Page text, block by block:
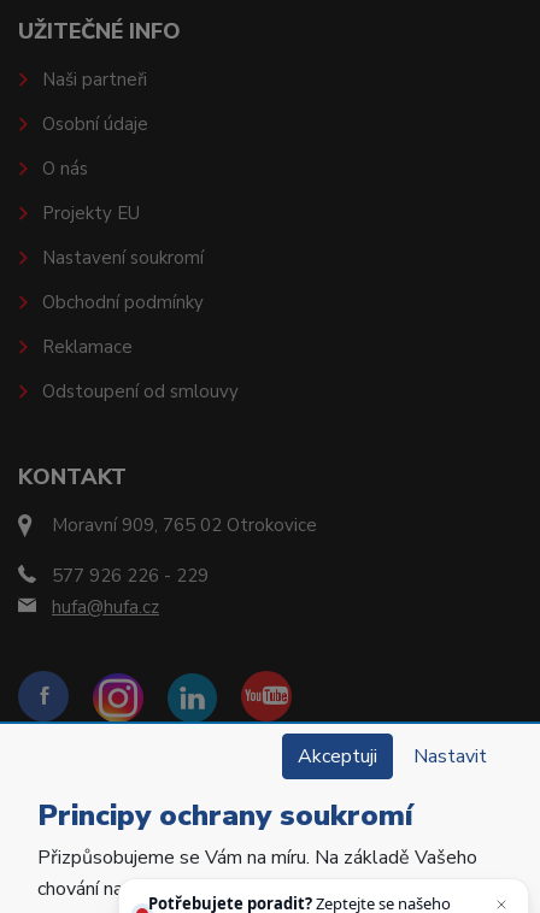
KONTAKT
Moravní 909, 765 02 Otrokovice
577 926 226 - 229
hufa@hufa.cz
UŽITEČNÉ INFO
Naši partneři
Osobní údaje
O nás
Projekty EU
Nastavení soukromí
Obchodní podmínky
Reklamace
Odstoupení od smlouvy
Copyright © 2022 Hu-Fa Dental a.s. Všechna práva
vyhrazena.
Akceptuji Nastavit
Principy ochrany soukromí
Přizpůsobujeme se Vám na míru. Na základě Vašeho
chování na webu personalizujeme jeho obsah a
Potřebujete poradit?Zeptejte se našeho